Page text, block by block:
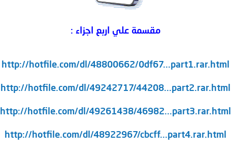
مقسمة علي اربع اجزاء :
http://hotfile.com/dl/48800662/0df67...part1.rar.html
http://hotfile.com/dl/49242717/44208...part2.rar.html
http://hotfile.com/dl/49261438/46982...part3.rar.html
http://hotfile.com/dl/48922967/cbcff...part4.rar.html